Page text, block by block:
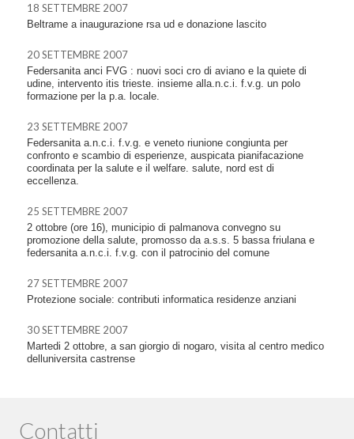
18 SETTEMBRE 2007
Beltrame a inaugurazione rsa ud e donazione lascito
20 SETTEMBRE 2007
Federsanita anci FVG : nuovi soci cro di aviano e la quiete di
udine, intervento itis trieste. insieme alla.n.c.i. f.v.g. un polo
formazione per la p.a. locale.
23 SETTEMBRE 2007
Federsanita a.n.c.i. f.v.g. e veneto riunione congiunta per
confronto e scambio di esperienze, auspicata pianifacazione
coordinata per la salute e il welfare. salute, nord est di
eccellenza.
25 SETTEMBRE 2007
2 ottobre (ore 16), municipio di palmanova convegno su
promozione della salute, promosso da a.s.s. 5 bassa friulana e
federsanita a.n.c.i. f.v.g. con il patrocinio del comune
27 SETTEMBRE 2007
Protezione sociale: contributi informatica residenze anziani
30 SETTEMBRE 2007
Martedi 2 ottobre, a san giorgio di nogaro, visita al centro medico
delluniversita castrense
Contatti